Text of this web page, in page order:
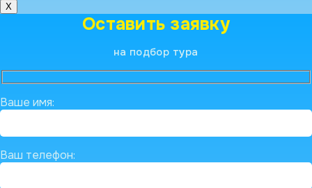
X
Оставить заявку
на подбор тура
Ваше имя:
Ваш телефон: